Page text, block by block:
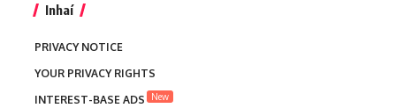
Inhaí
PRIVACY NOTICE
YOUR PRIVACY RIGHTS
INTEREST-BASE ADS
New